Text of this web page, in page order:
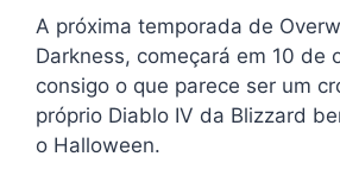
A próxima temporada de
Darkness, começará em 10 de
consigo o que parece ser um
próprio Diablo IV da Blizzard
o Halloween.